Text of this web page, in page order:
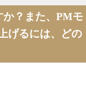
？ また、PMモ
げるには、どの